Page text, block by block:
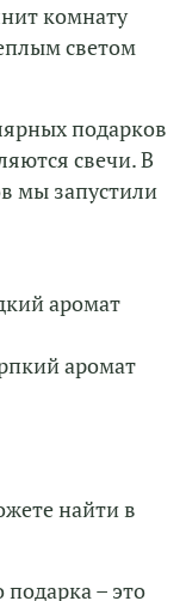
комнату
светом
подарков
свечи. В
мы запустили
аромат
аромат
найти в
– это